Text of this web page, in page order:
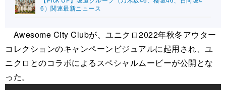
6）関連最新ニュース
Awesome City Clubが、ユニクロ2022年秋冬アウター
コレクションのキャンペーンビジュアルに起用され、ユ
ニクロとのコラボによるスペシャルムービーが公開とな
った。